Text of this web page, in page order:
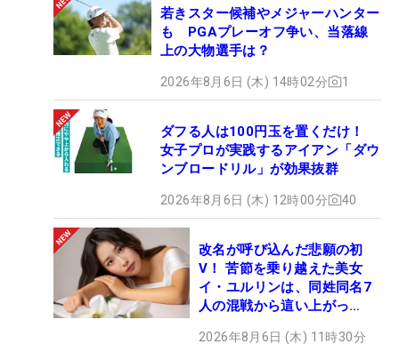
若きスター候補やメジャーハンター
も PGAプレーオフ争い、当落線
上の大物選手は？
2026年8月6日 (木) 14時02分 1
ダフる人は100円玉を置くだけ！
女子プロが実践するアイアン「ダウ
ンブロードリル」が効果抜群
2026年8月6日 (木) 12時00分 40
改名が呼び込んだ悲願の初
V！ 苦節を乗り越えた美女
イ・ユルリンは、同姓同名7
人の混戦から這い上がっ
2026年8月6日 (木) 11時30分